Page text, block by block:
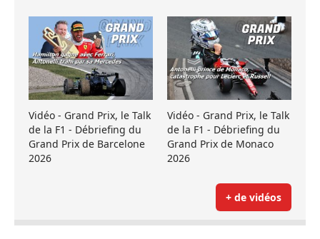
Vidéo - Grand Prix, le Talk
de la F1 - Débriefing du
Grand Prix de Barcelone
2026
Vidéo - Grand Prix, le Talk
de la F1 - Débriefing du
Grand Prix de Monaco
2026
+ de vidéos